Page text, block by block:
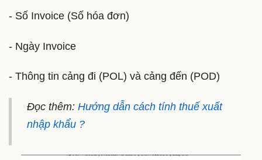
- Số Invoice (Số hóa đơn)
- Ngày Invoice
- Thông tin cảng đi (POL) và cảng đến (POD)
Đọc thêm: Hướng dẫn cách tính thuế xuất
nhập khẩu ?